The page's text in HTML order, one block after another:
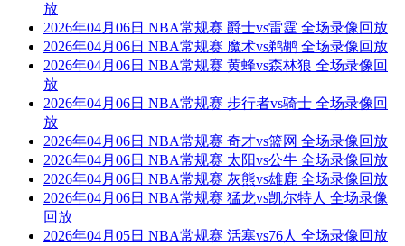
放
2026年04月06日 NBA常规赛 爵士vs雷霆 全场录像回放
2026年04月06日 NBA常规赛 魔术vs鹈鹕 全场录像回放
2026年04月06日 NBA常规赛 黄蜂vs森林狼 全场录像回
放
2026年04月06日 NBA常规赛 步行者vs骑士 全场录像回
放
2026年04月06日 NBA常规赛 奇才vs篮网 全场录像回放
2026年04月06日 NBA常规赛 太阳vs公牛 全场录像回放
2026年04月06日 NBA常规赛 灰熊vs雄鹿 全场录像回放
2026年04月06日 NBA常规赛 猛龙vs凯尔特人 全场录像
回放
2026年04月05日 NBA常规赛 活塞vs76人 全场录像回放